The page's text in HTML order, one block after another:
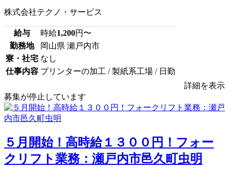
株式会社テクノ・サービス
給与 時給1,200円〜
勤務地
岡山県 瀬戸内市
寮・社宅 なし
仕事内容 プリンターの加工 / 製紙系工場 / 日勤
詳細を表示
募集が停止しています
５月開始！高時給１３００円！フォー
クリフト業務：瀬戸内市邑久町虫明